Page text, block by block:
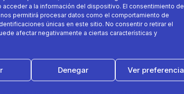
acceder a la información del dispositivo. El consentimiento de
permitirá procesar datos como el comportamiento de
únicas en este sitio. No consentir o retirar el
afectar negativamente a ciertas características y
Denegar Ver